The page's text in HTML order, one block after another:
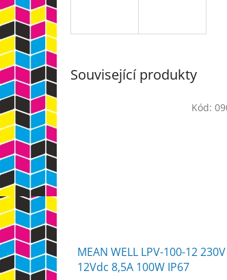
Související produkty
MEAN WELL LPV-100-12
12Vdc 8,5A 100W IP67
Kód: